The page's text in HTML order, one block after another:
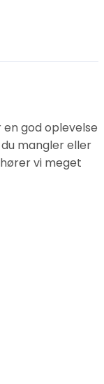
god oplevelse
mangler eller
vi meget